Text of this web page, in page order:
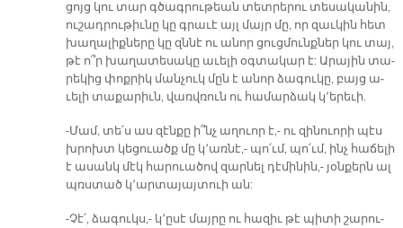
ցոյց կու տար գծագ­րու­թեան տետ­րե­րու տե­սա­կա­նին,
ու­շադ­րու­թիւ­նը կը գրա­ւէ այլ մայր մը, որ զաւ­կին հետ
խա­ղա­լիք­նե­րը կը զննէ ու ա­նոր ցուց­մունք­ներ կու տայ,
թէ ո՞ր խա­ղա­տե­սա­կը ա­ւե­լի օգ­տա­կար է: Ա­րա­յին տա­
րե­կից փոք­րիկ ման­չուկ մըն է ա­նոր ձա­գու­կը, բայց ա­
ւե­լի տա­քա­րիւն, վառվ­ռուն ու հա­մար­ձակ կ՚ե­րե­ւի.
-Մամ, տե՛ս աս զէն­քը ի՞նչ ա­ղուոր է,- ու զի­նուո­րի պէս
խրոխտ կե­ցուածք մը կ՚առ­նէ,- պո՛ւմ, պո՛ւմ, ինչ հա­ճե­լի
է ա­սանկ մէկ հա­րուա­ծով զար­նել դէ­մի­նին,- յօն­քերն ալ
պռստած կ՚ար­տա­յայ­տուի ան:
-Չէ՛, ձա­գուկս,- կ­­՚ը­սէ մայ­րը ու հա­զիւ թէ պի­տի շա­րու­